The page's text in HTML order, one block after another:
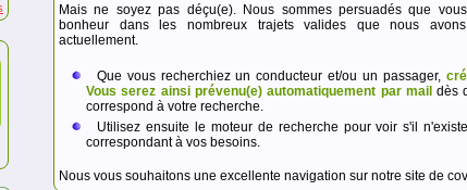
Mais ne soyez pas déçu(e). Nous sommes persuadés que
bonheur dans les nombreux trajets valides que nous
actuellement.
Que vous recherchiez un conducteur et/ou un passager,
Vous serez ainsi prévenu(e) automatiquement par mail dès
correspond à votre recherche.
Utilisez ensuite le moteur de recherche pour voir s'il
correspondant à vos besoins.
Nous vous souhaitons une excellente navigation sur notre site de